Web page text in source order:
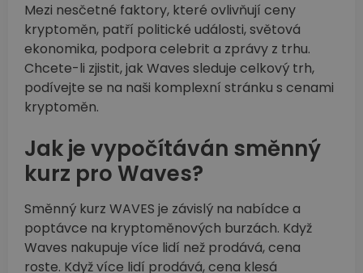
Mezi nesčetné faktory, které ovlivňují ceny
kryptoměn, patří politické události, světová
ekonomika, podpora celebrit a zprávy z trhu.
Chcete-li zjistit, jak Waves sleduje celkový trh,
podívejte se na naši komplexní stránku s cenami
kryptoměn.
Jak je vypočítáván směnný
kurz pro Waves?
Směnný kurz WAVES je závislý na nabídce a
poptávce na kryptoměnových burzách. Když
Waves nakupuje více lidí než prodává, cena
roste. Když více lidí prodává, cena klesá